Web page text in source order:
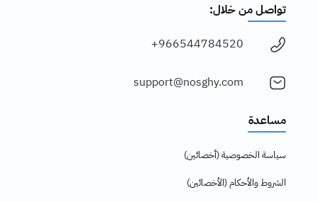
تواصل من خلال:
966544784520+
support@nosghy.com
مساعدة
سياسة الخصوصية (أخصائين)
الشروط والأحكام (الأخصائين)